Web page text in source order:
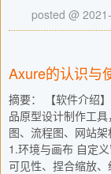
posted @
Axure的认识与
摘要： 【软件介绍
品原型设计制作工
图、流程图、网站
1.环境与画布 自定
可见性、捏合缩放